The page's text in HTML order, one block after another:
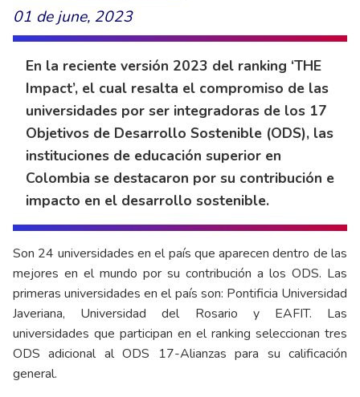
01 de june, 2023
En la reciente versión 2023 del ranking ‘THE
Impact’, el cual resalta el compromiso de las
universidades por ser integradoras de los 17
Objetivos de Desarrollo Sostenible (ODS), las
instituciones de educación superior en
Colombia se destacaron por su contribución e
impacto en el desarrollo sostenible.
Son 24 universidades en el país que aparecen dentro de las
mejores en el mundo por su contribución a los ODS. Las
primeras universidades en el país son: Pontificia Universidad
Javeriana, Universidad del Rosario y EAFIT. Las
universidades que participan en el ranking seleccionan tres
ODS adicional al ODS 17-Alianzas para su calificación
general.